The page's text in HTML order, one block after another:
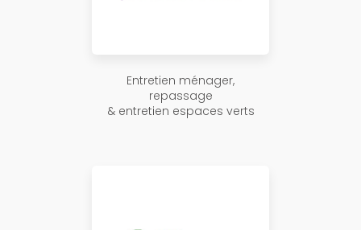
Entretien ménager,
repassage
& entretien espaces verts